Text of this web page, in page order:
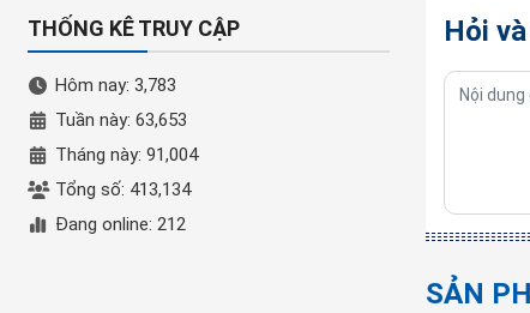
THỐNG KÊ TRUY CẬP
Hôm nay: 3,783
Tuần này: 63,653
Tháng này: 91,004
Tổng số: 413,134
Đang online: 212
Hỏi
SẢN